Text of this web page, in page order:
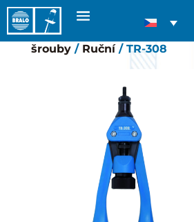
Domů /Pro
šrouby/ Ruční/ TR-308